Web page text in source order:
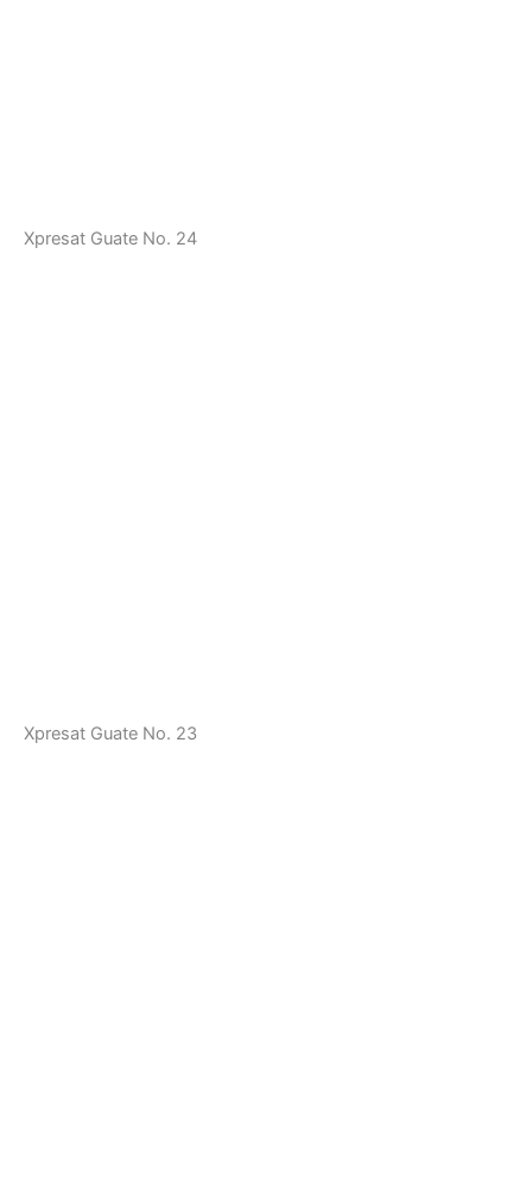
Xpresat Guate No. 24
Xpresat Guate No. 23